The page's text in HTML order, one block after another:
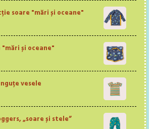
soare "mări și oceane"
și oceane"
vesele
„soare și stele”